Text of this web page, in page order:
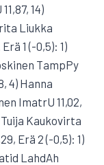
14)
Liukka
1 (-0,5): 1)
TampPy
4) Hanna
ImatrU 11,02,
Kaukovirta
Erä 2 (-0,5): 1)
LahdAh